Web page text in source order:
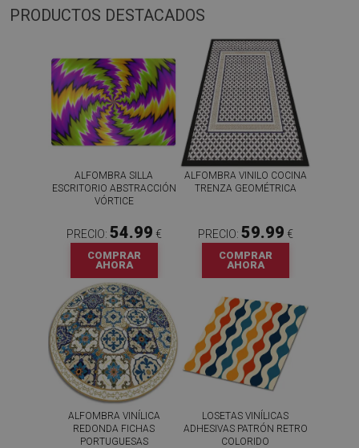
PRODUCTOS DESTACADOS
ALFOMBRA SILLA
ESCRITORIO ABSTRACCIÓN
VÓRTICE
PRECIO: 54.99 €
COMPRAR
AHORA
ALFOMBRA VINILO COCINA
TRENZA GEOMÉTRICA
PRECIO: 59.99 €
COMPRAR
AHORA
ALFOMBRA VINÍLICA
REDONDA FICHAS
PORTUGUESAS
LOSETAS VINÍLICAS
ADHESIVAS PATRÓN RETRO
COLORIDO